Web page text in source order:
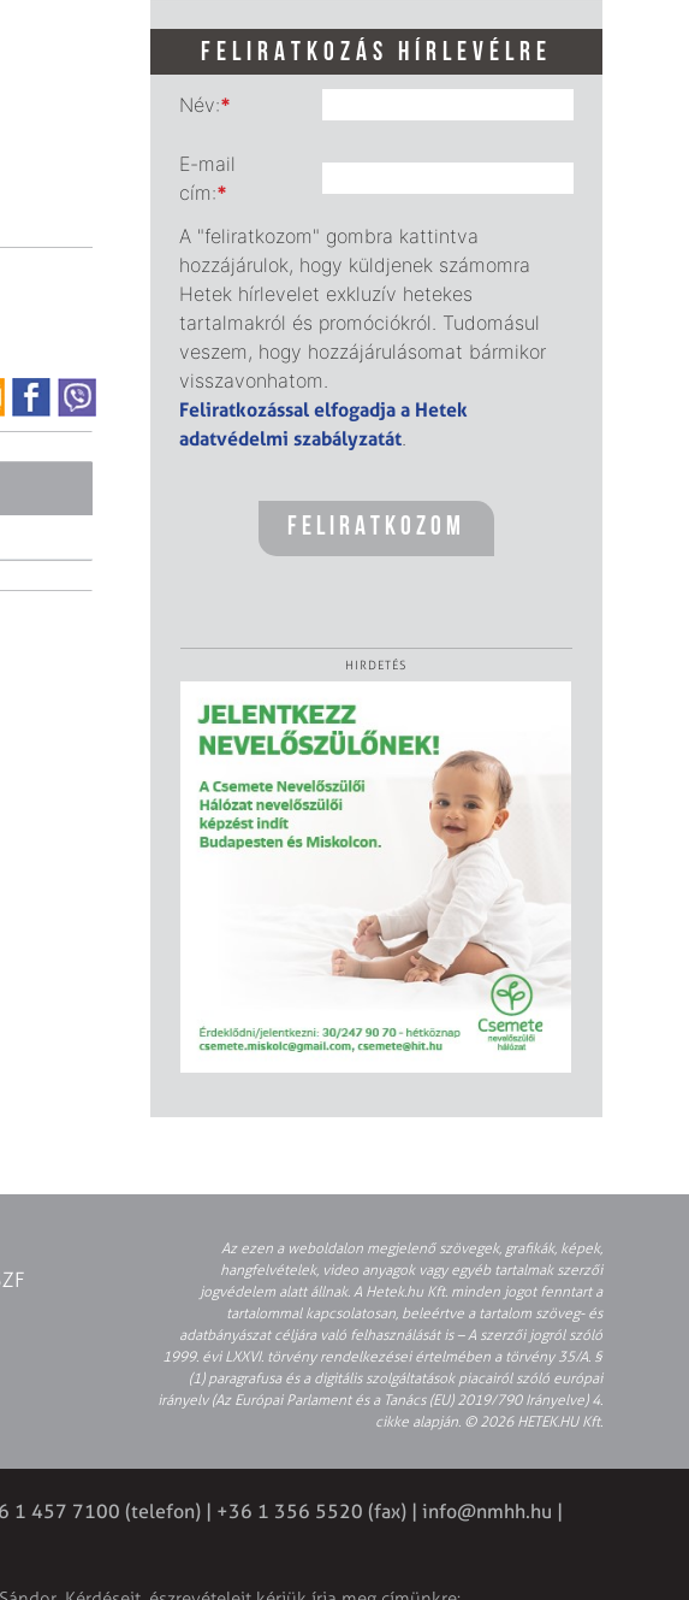
FELIRATKOZÁS HÍRLEVÉLRE
Név:*
E-mail
cím:*
A "feliratkozom" gombra kattintva
hozzájárulok, hogy küldjenek számomra
Hetek hírlevelet exkluzív hetekes
tartalmakról és promóciókról. Tudomásul
veszem, hogy hozzájárulásomat bármikor
visszavonhatom.
Feliratkozással elfogadja a Hetek
adatvédelmi szabályzatát.
HIRDETÉS
Az ezen a weboldalon megjelenő szövegek, grafikák, képek,
hangfelvételek, video anyagok vagy egyéb tartalmak szerzői
jogvédelem alatt állnak. A Hetek.hu Kft. minden jogot fenntart a
tartalommal kapcsolatosan, beleértve a tartalom szöveg- és
adatbányászat céljára való felhasználását is – A szerzői jogról szóló
1999. évi LXXVI. törvény rendelkezései értelmében a törvény 35/A. §
(1) paragrafusa és a digitális szolgáltatások piacairól szóló európai
irányelv (Az Európai Parlament és a Tanács (EU) 2019/790 Irányelve) 4.
cikke alapján. © 2026 HETEK.HU Kft.
1 457 7100 (telefon) | +36 1 356 5520 (fax) | info@nmhh.hu